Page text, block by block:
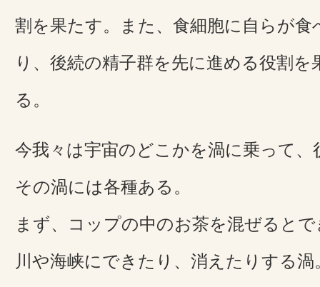
割を果たす。また、食細胞に自らが
り、後続の精子群を先に進める役割
る。
今我々は宇宙のどこかを渦に乗って
その渦には各種ある。
まず、コップの中のお茶を混ぜると
川や海峡にできたり、消えたりする渦